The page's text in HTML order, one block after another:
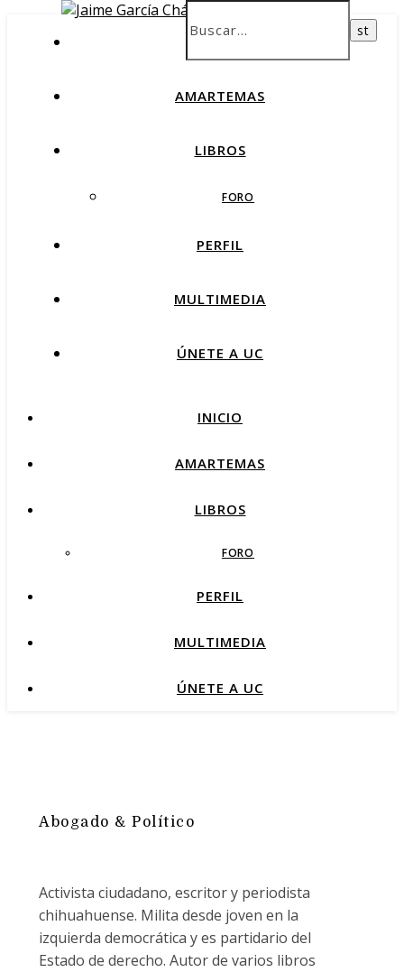
AMARTEMAS
LIBROS
FORO
PERFIL
MULTIMEDIA
ÚNETE A UC
INICIO
AMARTEMAS
LIBROS
FORO
PERFIL
MULTIMEDIA
ÚNETE A UC
Abogado & Político
Activista ciudadano, escritor y periodista
chihuahuense. Milita desde joven en la
izquierda democrática y es partidario del
Estado de derecho. Autor de varios libros